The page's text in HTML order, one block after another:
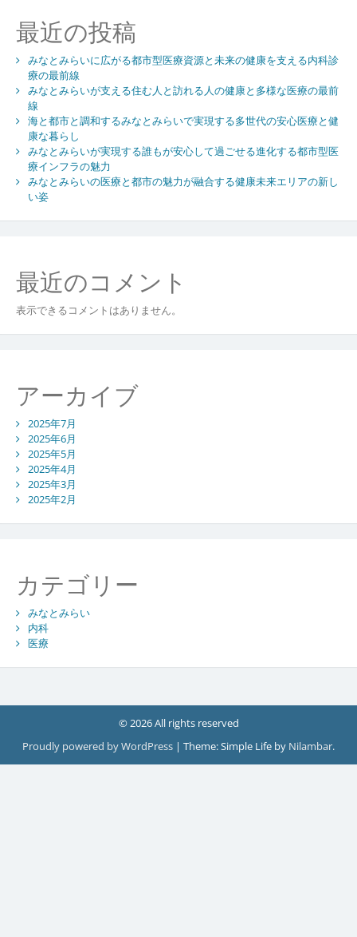
シ
ョ
ン
最近の投稿
みなとみらいに広がる都市型医療資源と未来の健康を支える内科診
療の最前線
みなとみらいが支える住む人と訪れる人の健康と多様な医療の最前
線
海と都市と調和するみなとみらいで実現する多世代の安心医療と健
康な暮らし
みなとみらいが実現する誰もが安心して過ごせる進化する都市型医
療インフラの魅力
みなとみらいの医療と都市の魅力が融合する健康未来エリアの新し
い姿
最近のコメント
表示できるコメントはありません。
アーカイブ
2025年7月
2025年6月
2025年5月
2025年4月
2025年3月
2025年2月
カテゴリー
みなとみらい
内科
医療
© 2026 All rights reserved
Proudly powered by WordPress | Theme: Simple Life by Nilambar.